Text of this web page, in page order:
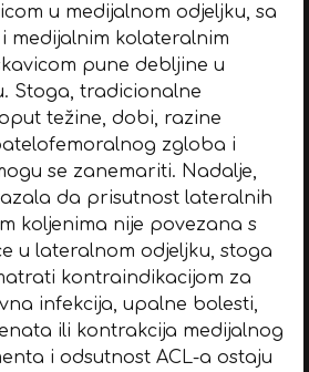
u medijalnom odjeljku, sa
medijalnim kolateralnim
pune debljine u
Stoga, tradicionalne
težine, dobi, razine
zgloba i
se zanemariti. Nadalje,
da prisutnost lateralnih
koljenima nije povezana s
u lateralnom odjeljku, stoga
kontraindikacijom za
infekcija, upalne bolesti,
ili kontrakcija medijalnog
i odsutnost ACL-a ostaju